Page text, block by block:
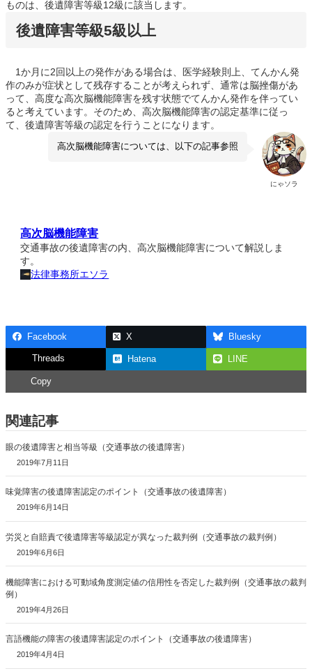
ものは、後遺障害等級12級に該当します。
後遺障害等級5級以上
1か月に2回以上の発作がある場合は、医学経験則上、てんかん発
作のみが症状として残存することが考えられず、通常は脳挫傷があ
って、高度な高次脳機能障害を残す状態でてんかん発作を伴ってい
ると考えています。そのため、高次脳機能障害の認定基準に従っ
て、後遺障害等級の認定を行うことになります。
にゃソラ
高次脳機能障害については、以下の記事参照
高次脳機能障害
交通事故の後遺障害の内、高次脳機能障害について解説しま
す。
法律事務所エソラ
Facebook X Bluesky
Threads Hatena LINE
Copy
関連記事
眼の後遺障害と相当等級（交通事故の後遺障害）
2019年7月11日
味覚障害の後遺障害認定のポイント（交通事故の後遺障害）
2019年6月14日
労災と自賠責で後遺障害等級認定が異なった裁判例（交通事故の裁判例）
2019年6月6日
機能障害における可動域角度測定値の信用性を否定した裁判例（交通事故の裁判
例）
2019年4月26日
言語機能の障害の後遺障害認定のポイント（交通事故の後遺障害）
2019年4月4日